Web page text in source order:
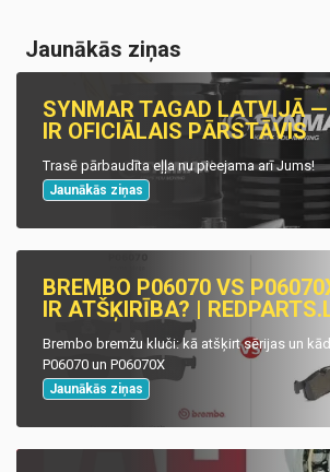
Jaunākās ziņas
SYNMAR TAGAD LATVIJĀ —
IR OFICIĀLAIS PĀRSTĀVIS
Trasē pārbaudīta eļļa nu pieejama arī Jums!
Jaunākās ziņas
BREMBO P06070 VS
IR ATŠĶIRĪBA? |
Brembo bremžu kluči: kā atšķirt sērijas un
P06070 un P06070X
Jaunākās ziņas